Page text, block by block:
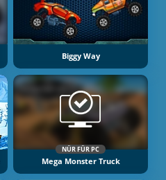
Biggy Way
NÜR FÜR PC
Mega Monster Truck